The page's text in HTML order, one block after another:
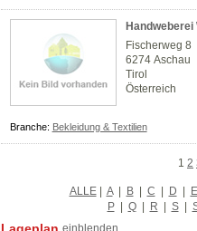
Handweberei
Fischerweg 8
6274 Aschau
Tirol
Österreich
Branche: Bekleidung & Textilien
1 2
ALLE| A | B | C | D | E
P | Q | R | S |
einblenden